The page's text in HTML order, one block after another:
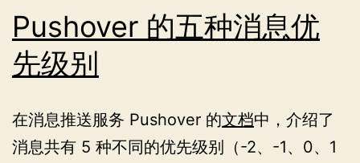
Pushover 的五种消息优
先级别
在消息推送服务 Pushover 的文档中，介绍了
消息共有 5 种不同的优先级别（-2、-1、0、1